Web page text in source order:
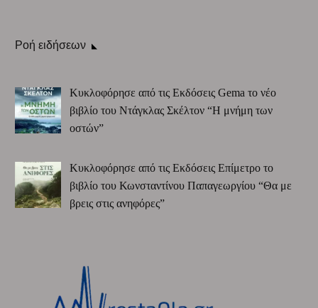
Ροή ειδήσεων
Κυκλοφόρησε από τις Εκδόσεις Gema το νέο
βιβλίο του Ντάγκλας Σκέλτον “Η μνήμη των
οστών”
Κυκλοφόρησε από τις Εκδόσεις Επίμετρο το
βιβλίο του Κωνσταντίνου Παπαγεωργίου “Θα με
βρεις στις ανηφόρες”